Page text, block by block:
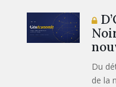
Du
de la